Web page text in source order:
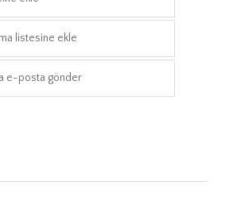
listesine ekle
e-posta gönder